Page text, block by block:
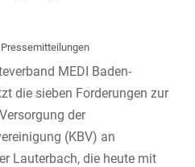
Pressemitteilungen
MEDI Baden-
die sieben Forderungen zur
der
(KBV) an
Lauterbach, die heute mit